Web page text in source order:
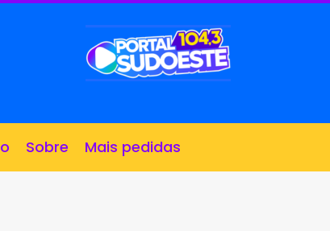
Sobre Mais pedidas